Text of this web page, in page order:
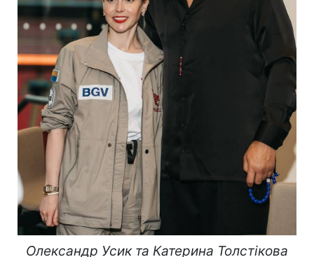
Олександр Усик та Катерина Толстікова